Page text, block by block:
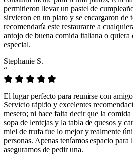
permitieron llevar un pastel de
sirvieron en un plato y se encargaron de
recomendaría este restaurante a
antojo de buena comida italiana o quiera
especial.
Stephanie S.
“
El lugar perfecto para reunirse con
Servicio rápido y excelentes
mesero; ni hace falta decir que la
sopa de lentejas y la tabla de quesos y
miel de trufa fue lo mejor y realmente
personas. Apenas teníamos espacio para
aseguramos de pedir una.